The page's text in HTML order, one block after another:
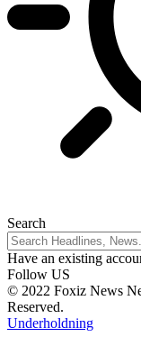
Search
Have an existing
Follow US
© 2022 Foxiz News
Reserved.
Underholdning